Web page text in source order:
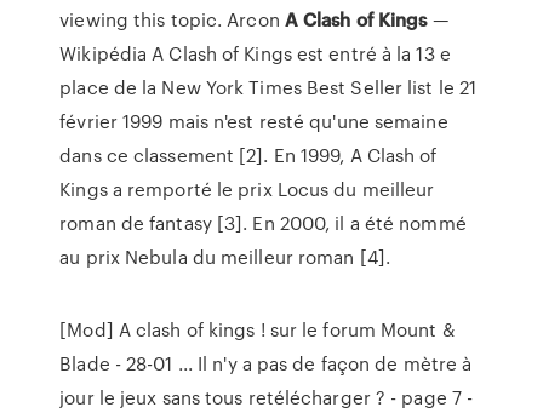
viewing this topic. Arcon A Clash of Kings—
Wikipédia A Clash of Kings est entré à la 13 e
place de la New York Times Best Seller list le 21
février 1999 mais n'est resté qu'une semaine
dans ce classement [2]. En 1999, A Clash of
Kings a remporté le prix Locus du meilleur
roman de fantasy [3]. En 2000, il a été nommé
au prix Nebula du meilleur roman [4].
[Mod] A clash of kings ! sur le forum Mount &
Blade - 28-01 ... Il n'y a pas de façon de mètre à
jour le jeux sans tous retélécharger ? - page 7 -